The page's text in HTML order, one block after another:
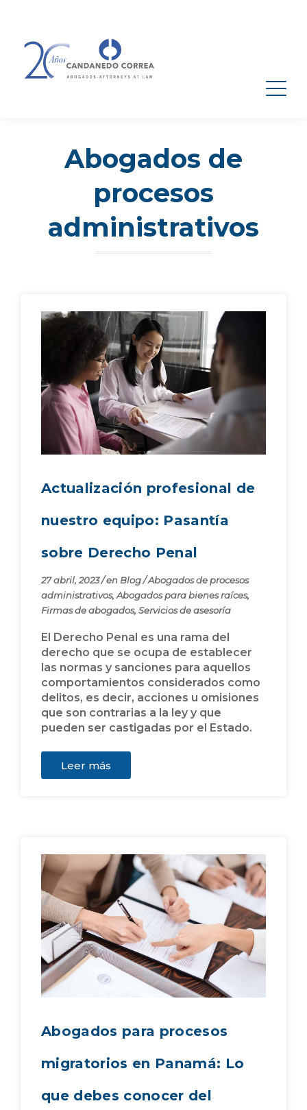
Abogados de
procesos
administrativos
Actualización profesional de
nuestro equipo: Pasantía
sobre Derecho Penal
27 abril, 2023/en Blog/Abogados de procesos
administrativos, Abogados para bienes raíces,
Firmas de abogados, Servicios de asesoría
El Derecho Penal es una rama del
derecho que se ocupa de establecer
las normas y sanciones para aquellos
comportamientos considerados como
delitos, es decir, acciones u omisiones
que son contrarias a la ley y que
pueden ser castigadas por el Estado.
Leer más
Abogados para procesos
migratorios en Panamá: Lo
que debes conocer del